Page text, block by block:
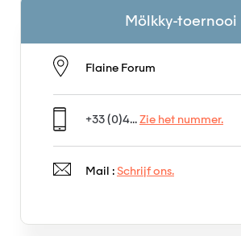
Mölkky-toernooi
Flaine Forum
+33 (0)4... Zie het nummer.
Mail : Schrijf ons.